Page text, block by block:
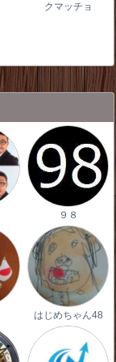
クマッチョ
９８
はじめちゃん48